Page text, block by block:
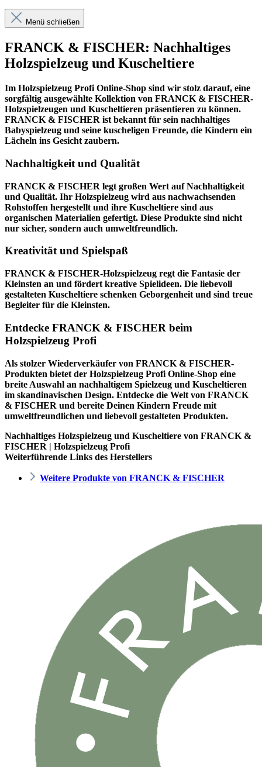
Menü schließen
FRANCK & FISCHER: Nachhaltiges
Holzspielzeug und Kuscheltiere
Im Holzspielzeug Profi Online-Shop sind wir stolz darauf, eine
sorgfältig ausgewählte Kollektion von FRANCK & FISCHER-
Holzspielzeugen und Kuscheltieren präsentieren zu können.
FRANCK & FISCHER ist bekannt für sein nachhaltiges
Babyspielzeug und seine kuscheligen Freunde, die Kindern ein
Lächeln ins Gesicht zaubern.
Nachhaltigkeit und Qualität
FRANCK & FISCHER legt großen Wert auf Nachhaltigkeit
und Qualität. Ihr Holzspielzeug wird aus nachwachsenden
Rohstoffen hergestellt und ihre Kuscheltiere sind aus
organischen Materialien gefertigt. Diese Produkte sind nicht
nur sicher, sondern auch umweltfreundlich.
Kreativität und Spielspaß
FRANCK & FISCHER-Holzspielzeug regt die Fantasie der
Kleinsten an und fördert kreative Spielideen. Die liebevoll
gestalteten Kuscheltiere schenken Geborgenheit und sind treue
Begleiter für die Kleinsten.
Entdecke FRANCK & FISCHER beim
Holzspielzeug Profi
Als stolzer Wiederverkäufer von FRANCK & FISCHER-
Produkten bietet der Holzspielzeug Profi Online-Shop eine
breite Auswahl an nachhaltigem Spielzeug und Kuscheltieren
im skandinavischen Design. Entdecke die Welt von FRANCK
& FISCHER und bereite Deinen Kindern Freude mit
umweltfreundlichen und liebevoll gestalteten Produkten.
Nachhaltiges Holzspielzeug und Kuscheltiere von FRANCK &
FISCHER | Holzspielzeug Profi
Weiterführende Links des Herstellers
Weitere Produkte von FRANCK & FISCHER